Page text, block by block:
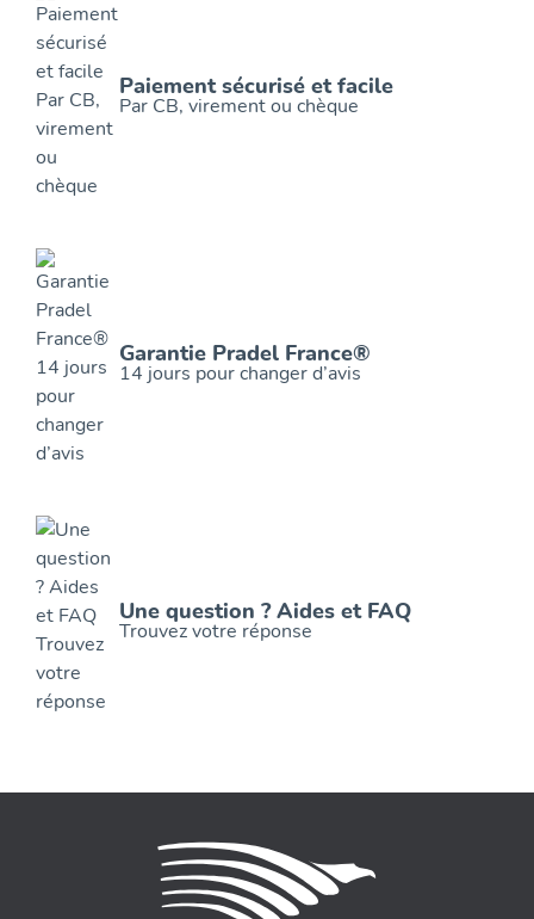
Paiement sécurisé et facile
Par CB, virement ou chèque
Garantie Pradel France®
14 jours pour changer d’avis
Une question ? Aides et FAQ
Trouvez votre réponse